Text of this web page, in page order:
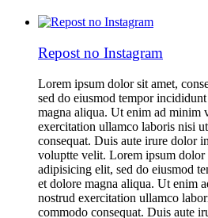
Repost no Instagram
Lorem ipsum dolor sit amet,
sed do eiusmod tempor
magna aliqua. Ut enim ad minim
exercitation ullamco laboris nisi
consequat. Duis aute irure dolor
voluptte velit. Lorem ipsum dolor
adipisicing elit, sed do eiusmod
et dolore magna aliqua. Ut enim
nostrud exercitation ullamco
commodo consequat. Duis aute